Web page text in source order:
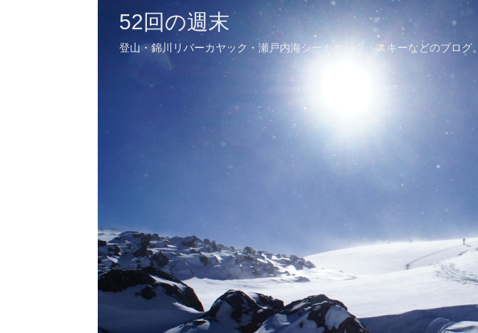
52回の週末
登山・錦川リバーカヤック・瀬戸内海シーカヤック・スキーなどのブログ。